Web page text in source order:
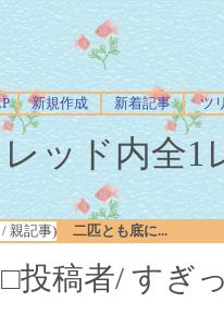
新規作成 新着記事 ツ
ッド内全1
/ 親記事) 二匹とも底に...
□投稿者/ すぎ